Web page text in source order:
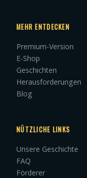
MEHR ENTDECKEN
Premium-Version
E-Shop
Geschichten
Herausforderungen
Blog
NÜTZLICHE LINKS
Unsere Geschichte
FAQ
Förderer